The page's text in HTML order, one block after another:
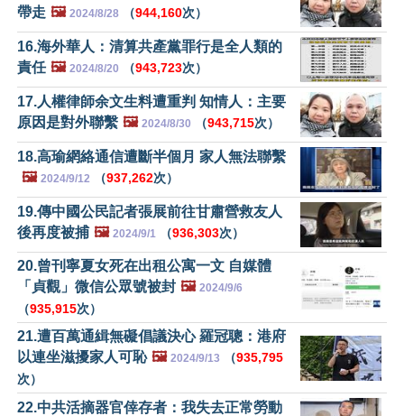
帶走 🖼️ 2024/8/28 （944,160次）
16.海外華人：清算共產黨罪行是全人類的
責任 🖼️ 2024/8/20 （943,723次）
17.人權律師余文生料遭重判 知情人：主要
原因是對外聯繫 🖼️ 2024/8/30 （943,715次）
18.高瑜網絡通信遭斷半個月 家人無法聯繫
🖼️ 2024/9/12 （937,262次）
19.傳中國公民記者張展前往甘肅營救友人
後再度被捕 🖼️ 2024/9/1 （936,303次）
20.曾刊寧夏女死在出租公寓一文 自媒體
「貞觀」微信公眾號被封 🖼️ 2024/9/6
（935,915次）
21.遭百萬通緝無礙倡議決心 羅冠聰：港府
以連坐滋擾家人可恥 🖼️ 2024/9/13 （935,795
次）
22.中共活摘器官倖存者：我失去正常勞動